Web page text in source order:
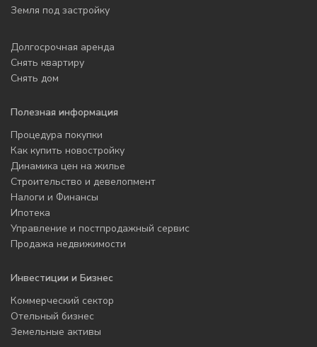
Земля под застройку
Долгосрочная аренда
Снять квартиру
Снять дом
Полезная информация
Процедура покупки
Как купить новостройку
Динамика цен на жилье
Строительство и девелопмент
Налоги и Финансы
Ипотека
Управление и постпродажный сервис
Продажа недвижимости
Инвестиции и Бизнес
Коммерческий сектор
Отельный бизнес
Земельные активы